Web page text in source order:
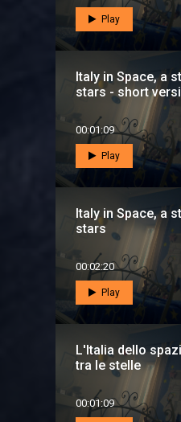
Play
Italy in Space, a
stars - short
00:01:09
Play
Italy in Space, a
stars
00:02:20
Play
L'Italia dello
tra le stelle
00:01:09